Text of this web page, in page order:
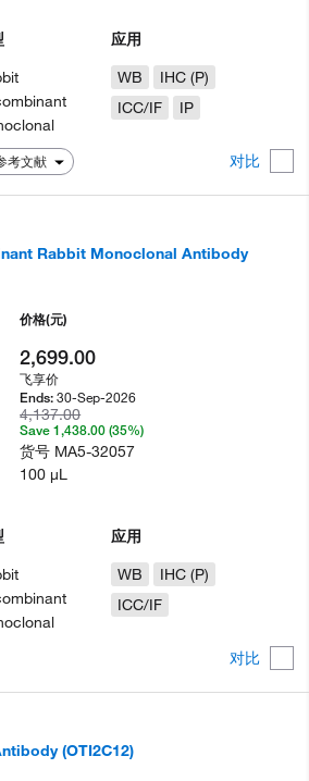
考文献 对比
应用
WB
IHC (P)
ICC/IF
IP
Rabbit Monoclonal Antibody
对比
应用
WB
IHC (P)
ICC/IF
价格(元)
2,699.00
飞享价
Ends:30-Sep-2026
4,137.00
Save 1,438.00 (35%)
货号 MA5-32057
100 µL
(OTI2C12)